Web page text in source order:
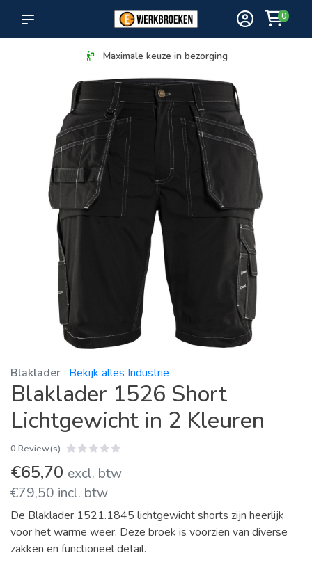
0
Maximale keuze in bezorging
Blaklader Bekijk alles Industrie
Blaklader 1526 Short
Lichtgewicht in 2 Kleuren
0 Review(s)
€65,70 excl. btw
€79,50 incl. btw
De Blaklader 1521.1845 lichtgewicht shorts zijn heerlijk
voor het warme weer. Deze broek is voorzien van diverse
zakken en functioneel detail.